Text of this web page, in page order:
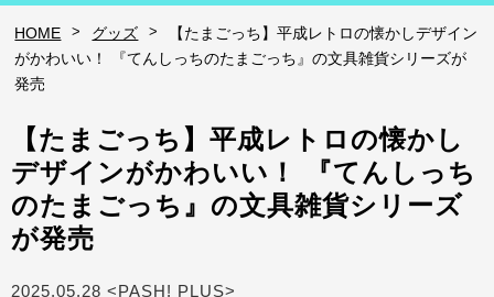
HOME > グッズ >
【たまごっち】平成レトロの懐かしデザイン
がかわいい！ 『てんしっちのたまごっち』の文具雑貨シリーズが
発売
【たまごっち】平成レトロの懐かし
デザインがかわいい！ 『てんしっち
のたまごっち』の文具雑貨シリーズ
が発売
2025.05.28 <PASH! PLUS>